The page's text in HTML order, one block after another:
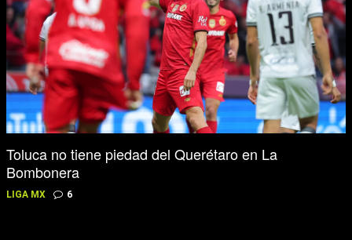
Toluca no tiene piedad del Querétaro en La
Bombonera
LIGA MX 6